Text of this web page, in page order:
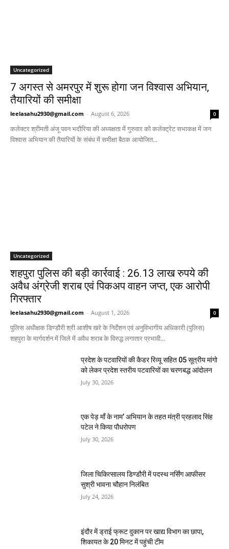
Uncategorized
7 अगस्त से अमरपुर में शुरू होगा जन विश्वास अभियान,
तैयारियों की समीक्षा
leelasahu2930@gmail.com - August 6, 2026 0
कलेक्टर श्रीमती अंजू पवन भदौरिया की अध्यक्षता में गुरुवार को कलेक्ट्रेट सभाकक्ष में जन
विश्वास अभियान की तैयारियों के संबंध में समीक्षा बैठक आयोजित...
Uncategorized
शहपुरा पुलिस की बड़ी कार्रवाई : 26.13 लाख रुपये की
अवैध अंग्रेजी शराब एवं पिकअप वाहन जप्त, एक आरोपी
गिरफ्तार
leelasahu2930@gmail.com - August 1, 2026 0
पुलिस अधीक्षक डिण्डौरी श्री आशीष खरे के निर्देशन एवं अनुविभागीय अधिकारी (पुलिस)
शहपुरा के मार्गदर्शन में जिले में अवैध शराब के विरुद्ध लगातार प्रभावी...
प्रदेश के पटवारियों की कैडर रिव्यू सहित 05 सूत्रीय मांगो
को लेकर प्रदेश स्तरीय पटवारियों का चरणबद्ध आंदोलन
July 30, 2026
एक पेड़ माँ के नाम’ अभियान के तहत मंत्री प्रहलाद सिंह
पटेल ने किया पौधरोपण
July 30, 2026
जिला चिकित्सालय डिण्डौरी में पदस्थ नर्सिंग आफीसर
सुश्री भावना चौहान निलंबित
July 24, 2026
इंदौर में ड्राई फ्रूट दुकान पर खाद्य विभाग का छापा,
शिकायत के 20 मिनट में पहुंची टीम